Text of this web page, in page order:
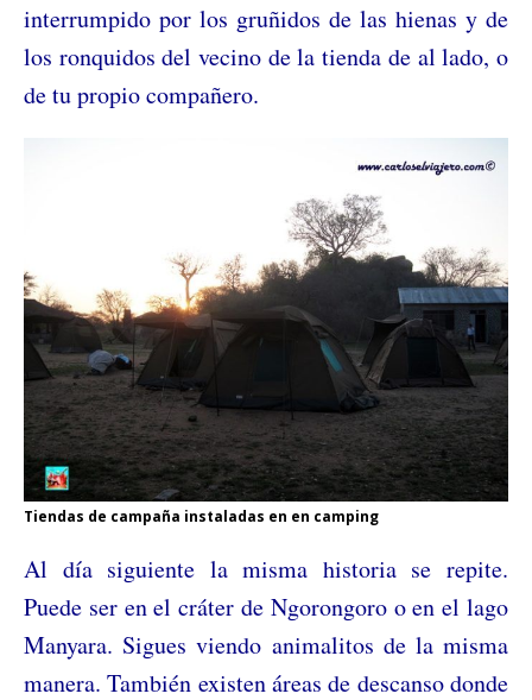
interrumpido por los gruñidos de las hienas y de
los ronquidos del vecino de la tienda de al lado, o
de tu propio compañero.
Tiendas de campaña instaladas en en camping
Al día siguiente la misma historia se repite.
Puede ser en el cráter de Ngorongoro o en el lago
Manyara. Sigues viendo animalitos de la misma
manera. También existen áreas de descanso donde